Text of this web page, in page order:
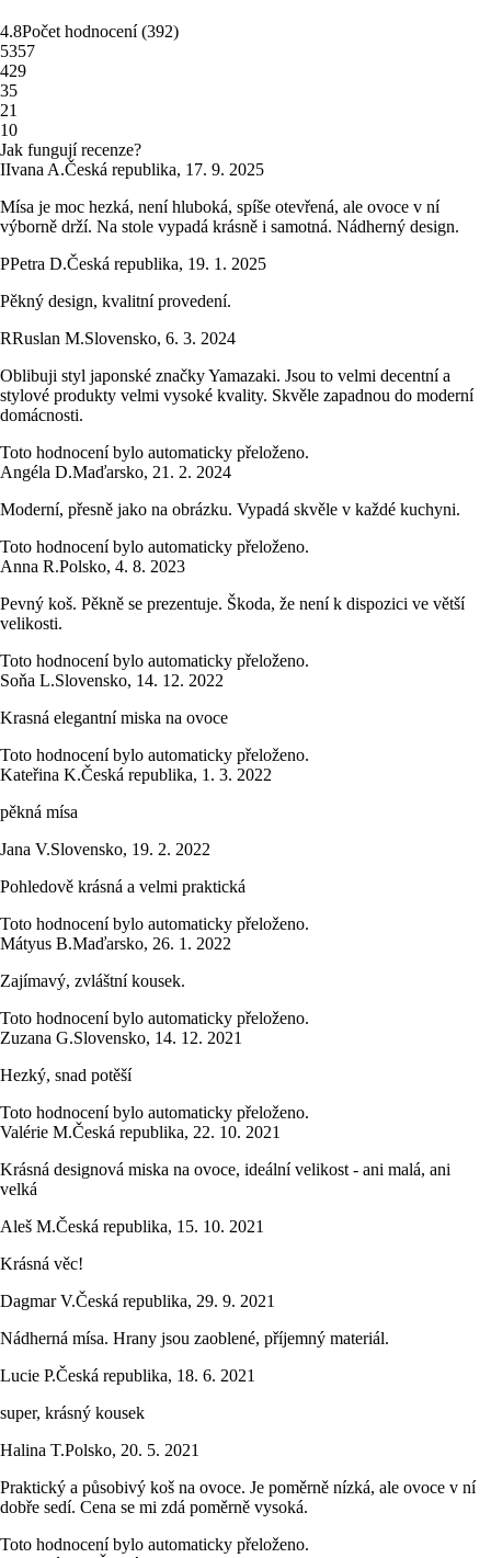
4.8Počet hodnocení(392)
5357
429
35
21
10
Jak fungují recenze?
IIvana A.Česká republika, 17. 9. 2025
Mísa je moc hezká, není hluboká, spíše otevřená, ale ovoce v ní
výborně drží. Na stole vypadá krásně i samotná. Nádherný design.
PPetra D.Česká republika, 19. 1. 2025
Pěkný design, kvalitní provedení.
RRuslan M.Slovensko, 6. 3. 2024
Oblibuji styl japonské značky Yamazaki. Jsou to velmi decentní a
stylové produkty velmi vysoké kvality. Skvěle zapadnou do moderní
domácnosti.
Toto hodnocení bylo automaticky přeloženo.
Angéla D.Maďarsko, 21. 2. 2024
Moderní, přesně jako na obrázku. Vypadá skvěle v každé kuchyni.
Toto hodnocení bylo automaticky přeloženo.
Anna R.Polsko, 4. 8. 2023
Pevný koš. Pěkně se prezentuje. Škoda, že není k dispozici ve větší
velikosti.
Toto hodnocení bylo automaticky přeloženo.
Soňa L.Slovensko, 14. 12. 2022
Krasná elegantní miska na ovoce
Toto hodnocení bylo automaticky přeloženo.
Kateřina K.Česká republika, 1. 3. 2022
pěkná mísa
Jana V.Slovensko, 19. 2. 2022
Pohledově krásná a velmi praktická
Toto hodnocení bylo automaticky přeloženo.
Mátyus B.Maďarsko, 26. 1. 2022
Zajímavý, zvláštní kousek.
Toto hodnocení bylo automaticky přeloženo.
Zuzana G.Slovensko, 14. 12. 2021
Hezký, snad potěší
Toto hodnocení bylo automaticky přeloženo.
Valérie M.Česká republika, 22. 10. 2021
Krásná designová miska na ovoce, ideální velikost - ani malá, ani
velká
Aleš M.Česká republika, 15. 10. 2021
Krásná věc!
Dagmar V.Česká republika, 29. 9. 2021
Nádherná mísa. Hrany jsou zaoblené, příjemný materiál.
Lucie P.Česká republika, 18. 6. 2021
super, krásný kousek
Halina T.Polsko, 20. 5. 2021
Praktický a působivý koš na ovoce. Je poměrně nízká, ale ovoce v ní
dobře sedí. Cena se mi zdá poměrně vysoká.
Toto hodnocení bylo automaticky přeloženo.